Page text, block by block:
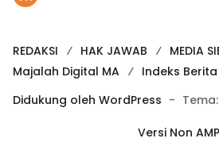
REDAKSI HAK JAWAB
MEDIA
Majalah Digital MA
Indeks Berita
Didukung oleh WordPress -
Versi Non AMP